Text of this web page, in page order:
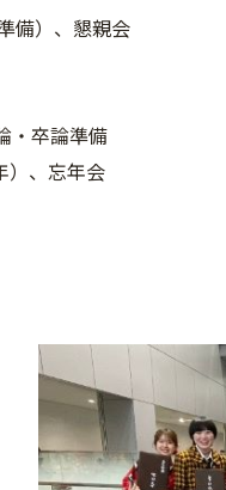
備）、懇親会
卒論準備
）、忘年会